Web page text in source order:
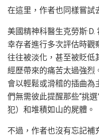
在這里，作者也同樣嘗試
美國精神科醫生克勞斯
幸存者進行多次評估時觀
往往被淡化，甚至被貶
經歷帶來的痛苦太過強烈
會以輕鬆或滑稽的插曲為
們無需彼此提醒那些“挑
犯）和堆積如山的屍體。
不過，作者也沒有忘記補